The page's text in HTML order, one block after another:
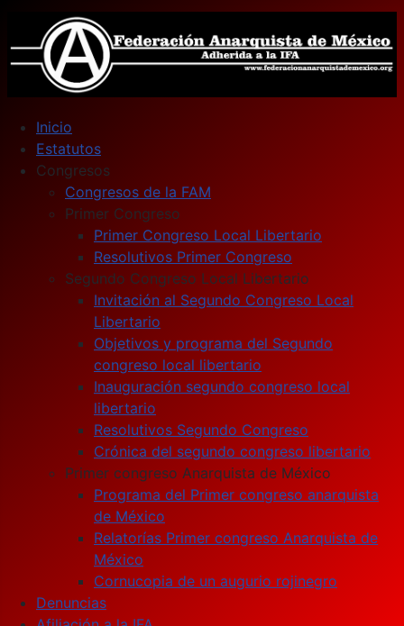
Inicio
Estatutos
Congresos
Congresos de la FAM
Primer Congreso
Primer Congreso Local Libertario
Resolutivos Primer Congreso
Segundo Congreso Local Libertario
Invitación al Segundo Congreso Local
Libertario
Objetivos y programa del Segundo
congreso local libertario
Inauguración segundo congreso local
libertario
Resolutivos Segundo Congreso
Crónica del segundo congreso libertario
Primer congreso Anarquista de México
Programa del Primer congreso anarquista
de México
Relatorías Primer congreso Anarquista de
México
Cornucopia de un augurio rojinegro
Denuncias